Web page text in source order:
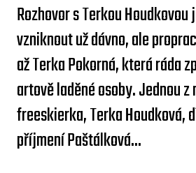
Rozhovor s Terkou
vzniknout už dávno, ale
až Terka Pokorná, která ráda
artově laděné osoby. Jednou
freeskierka, Terka Houdková,
příjmení Paštálková...